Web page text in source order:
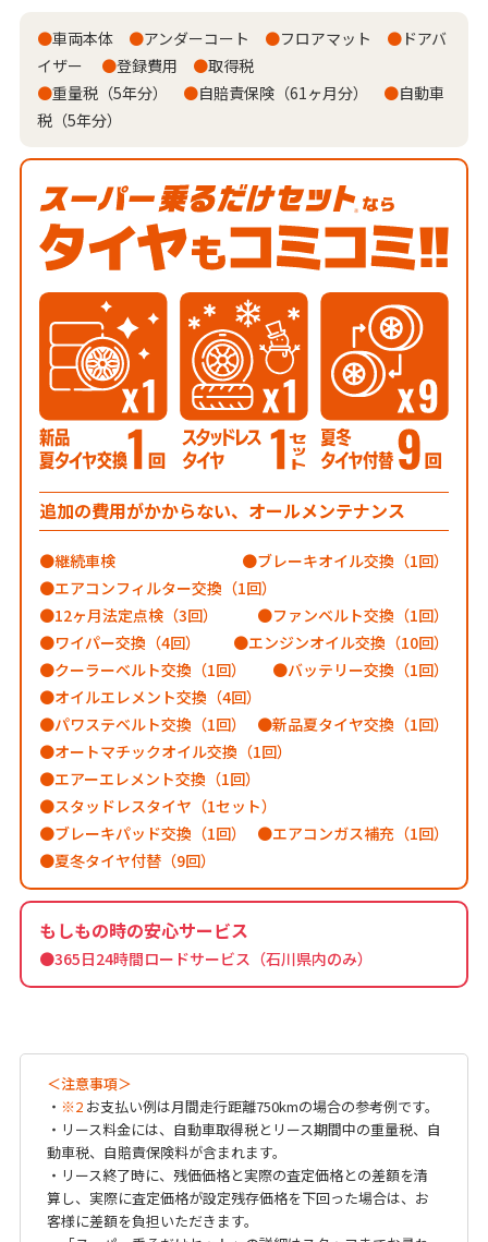
●車両本体 ●アンダーコート ●フロアマット ●ドアバ
イザー ●登録費用 ●取得税
●重量税（5年分） ●自賠責保険（61ヶ月分） ●自動車
税（5年分）
追加の費用がかからない、オールメンテナンス
継続車検
ブレーキオイル交換（1回）
エアコンフィルター交換（1回）
12ヶ月法定点検（3回）
ファンベルト交換（1回）
ワイパー交換（4回）
エンジンオイル交換（10回）
クーラーベルト交換（1回）
バッテリー交換（1回）
オイルエレメント交換（4回）
パワステベルト交換（1回）
新品夏タイヤ交換（1回）
オートマチックオイル交換（1回）
エアーエレメント交換（1回）
スタッドレスタイヤ（1セット）
ブレーキパッド交換（1回）
エアコンガス補充（1回）
夏冬タイヤ付替（9回）
もしもの時の安心サービス
●365日24時間ロードサービス（石川県内のみ）
＜注意事項＞
・ ※2お支払い例は月間走行距離750kmの場合の参考例です。
・リース料金には、自動車取得税とリース期間中の重量税、自
動車税、自賠責保険料が含まれます。
・リース終了時に、残価価格と実際の査定価格との差額を清
算し、実際に査定価格が設定残存価格を下回った場合は、お
客様に差額を負担いただきます。